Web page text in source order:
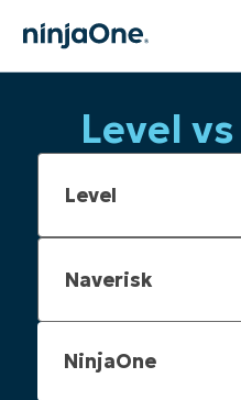
Level
NinjaOne